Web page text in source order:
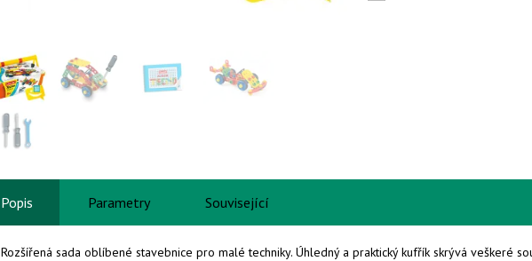
Popis Parametry Související
Rozšířená sada oblíbené stavebnice pro malé techniky. Úhledný a praktický kufřík skrývá veškeré